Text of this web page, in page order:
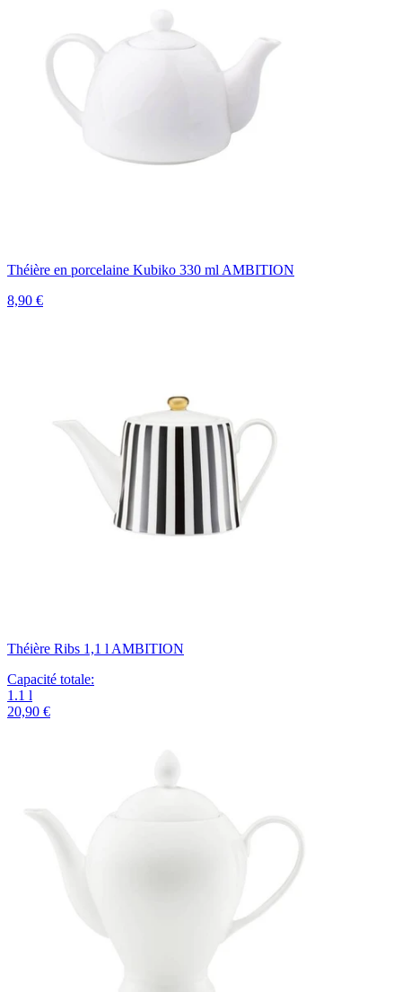
Théière en porcelaine Kubiko 330 ml AMBITION
8,90 €
Théière Ribs 1,1 l AMBITION
Capacité totale:
1.1 l
20,90 €